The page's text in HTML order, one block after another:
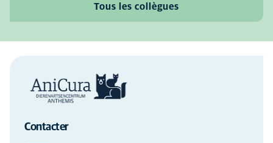
Tous les collègues
Contacter